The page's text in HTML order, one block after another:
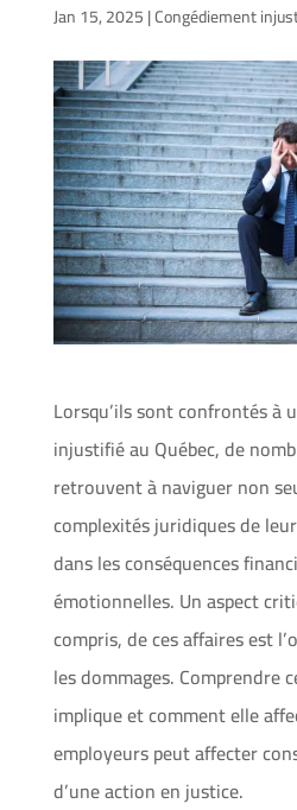
Jan 15, 2025|Congédiement
Lorsqu’ils sont confrontés à
injustifié au Québec, de
retrouvent à naviguer non
complexités juridiques de
dans les conséquences
émotionnelles. Un aspect
compris, de ces affaires est
les dommages. Comprendre
implique et comment elle
employeurs peut affecter
d’une action en justice.